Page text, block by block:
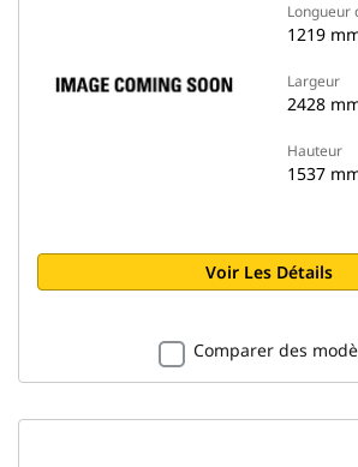
Longueur
1219
Largeur
2428
Hauteur
1537
Voir Les Détails
Comparer des